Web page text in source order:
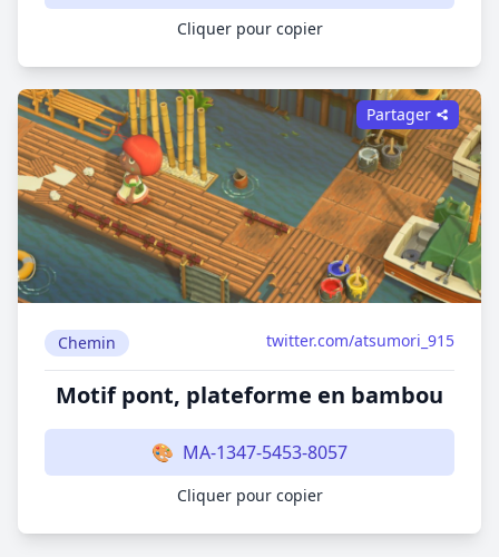
Cliquer pour copier
Chemin twitter.com/atsumori_915
Motif pont, plateforme en bambou
🎨 MA-1347-5453-8057
Cliquer pour copier
Partager